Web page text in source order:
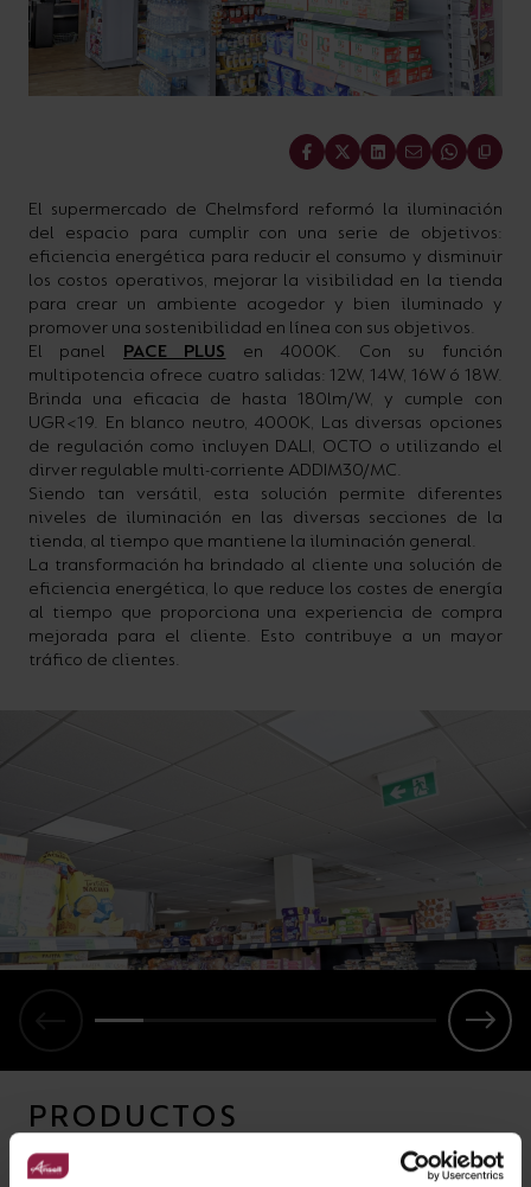
Share
El supermercado de Chelmsford reformó la iluminación
del espacio para cumplir con una serie de objetivos:
eficiencia energética para reducir el consumo y disminuir
los costos operativos, mejorar la visibilidad en la tienda
para crear un ambiente acogedor y bien iluminado y
promover una sostenibilidad en línea con sus objetivos.
El panel PACE PLUS en 4000K. Con su función
multipotencia ofrece cuatro salidas: 12W, 14W, 16W ó 18W.
Brinda una eficacia de hasta 180lm/W, y cumple con
UGR<19. En blanco neutro, 4000K, Las diversas opciones
de regulación como incluyen DALI, OCTO o utilizando el
dirver regulable multi-corriente ADDIM30/MC.
Siendo tan versátil, esta solución permite diferentes
niveles de iluminación en las diversas secciones de la
tienda, al tiempo que mantiene la iluminación general.
La transformación ha brindado al cliente una solución de
eficiencia energética, lo que reduce los costes de energía
al tiempo que proporciona una experiencia de compra
mejorada para el cliente. Esto contribuye a un mayor
tráfico de clientes.
PRODUCTOS
RELACIONADOS